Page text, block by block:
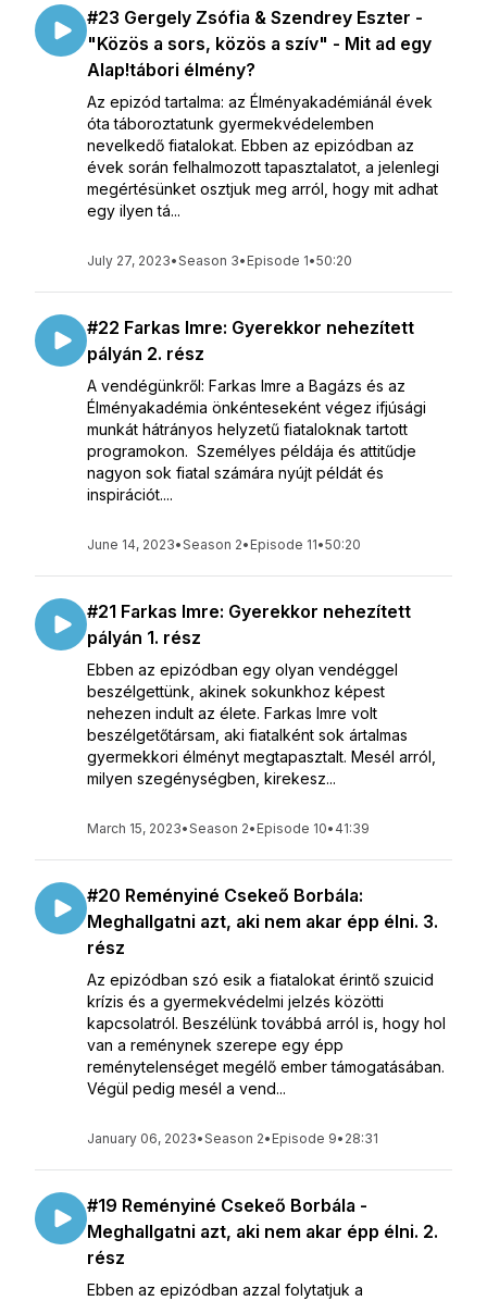
#23 Gergely Zsófia & Szendrey Eszter -
"Közös a sors, közös a szív" - Mit ad egy
Alap!tábori élmény?
Az epizód tartalma: az Élményakadémiánál évek
óta táboroztatunk gyermekvédelemben
nevelkedő fiatalokat. Ebben az epizódban az
évek során felhalmozott tapasztalatot, a jelenlegi
megértésünket osztjuk meg arról, hogy mit adhat
egy ilyen tá...
July 27, 2023•Season 3• Episode 1•50:20
#22 Farkas Imre: Gyerekkor nehezített
pályán 2. rész
A vendégünkről: Farkas Imre a Bagázs és az
Élményakadémia önkénteseként végez ifjúsági
munkát hátrányos helyzetű fiataloknak tartott
programokon. Személyes példája és attitűdje
nagyon sok fiatal számára nyújt példát és
inspirációt....
June 14, 2023•Season 2• Episode 11•50:20
#21 Farkas Imre: Gyerekkor nehezített
pályán 1. rész
Ebben az epizódban egy olyan vendéggel
beszélgettünk, akinek sokunkhoz képest
nehezen indult az élete. Farkas Imre volt
beszélgetőtársam, aki fiatalként sok ártalmas
gyermekkori élményt megtapasztalt. Mesél arról,
milyen szegénységben, kirekesz...
March 15, 2023•Season 2• Episode 10• 41:39
#20 Reményiné Csekeő Borbála:
Meghallgatni azt, aki nem akar épp élni. 3.
rész
Az epizódban szó esik a fiatalokat érintő szuicid
krízis és a gyermekvédelmi jelzés közötti
kapcsolatról. Beszélünk továbbá arról is, hogy hol
van a reménynek szerepe egy épp
reménytelenséget megélő ember támogatásában.
Végül pedig mesél a vend...
January 06, 2023•Season 2• Episode 9• 28:31
#19 Reményiné Csekeő Borbála -
Meghallgatni azt, aki nem akar épp élni. 2.
rész
Ebben az epizódban azzal folytatjuk a